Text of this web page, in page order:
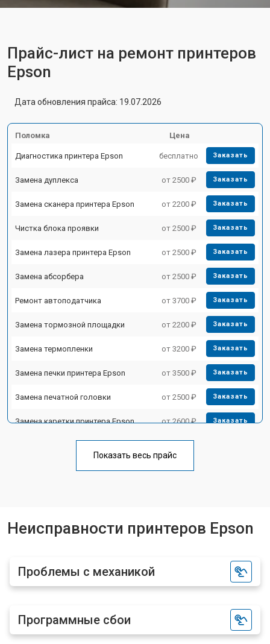
Прайс-лист на ремонт принтеров
Epson
Дата обновления прайса: 19.07.2026
Поломка Цена
Диагностика принтера Epson бесплатно Заказать
Замена дуплекса от 2500 ₽ Заказать
Замена сканера принтера Epson от 2200 ₽ Заказать
Чистка блока проявки от 2500 ₽ Заказать
Замена лазера принтера Epson от 2500 ₽ Заказать
Замена абсорбера от 2500 ₽ Заказать
Ремонт автоподатчика от 3700 ₽ Заказать
Замена тормозной площадки от 2200 ₽ Заказать
Замена термопленки от 3200 ₽ Заказать
Замена печки принтера Epson от 3500 ₽ Заказать
Замена печатной головки от 2500 ₽ Заказать
Замена каретки принтера Epson от 2600 ₽ Заказать
Замена блока питания от 2300 ₽
Показать весь прайс
Неисправности принтеров Epson
Проблемы с механикой
Программные сбои